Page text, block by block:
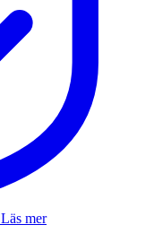
Läs mer